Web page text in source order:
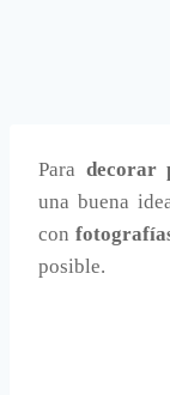
Para decorar
una buena
con
posible.